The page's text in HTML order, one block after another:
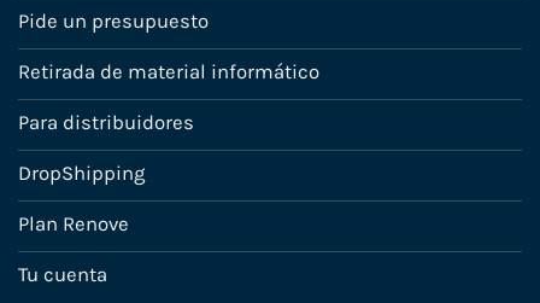
Pide un presupuesto
Retirada de material informático
Para distribuidores
DropShipping
Plan Renove
Tu cuenta